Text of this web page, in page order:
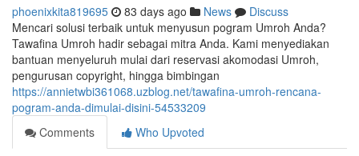
phoenixkita819695 83 days ago News
Discuss
Mencari solusi terbaik untuk menyusun pogram Umroh Anda?
Tawafina Umroh hadir sebagai mitra Anda. Kami menyediakan
bantuan menyeluruh mulai dari reservasi akomodasi Umroh,
pengurusan copyright, hingga bimbingan
https://annietwbi361068.uzblog.net/tawafina-umroh-rencana-
pogram-anda-dimulai-disini-54533209
Comments
Who Upvoted